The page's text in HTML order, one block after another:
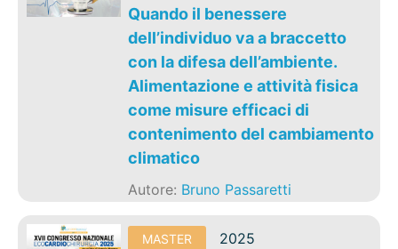
Quando il benessere
dell’individuo va a braccetto
con la difesa dell’ambiente.
Alimentazione e attività fisica
come misure efficaci di
contenimento del cambiamento
climatico
Autore: Bruno Passaretti
MASTER 2025